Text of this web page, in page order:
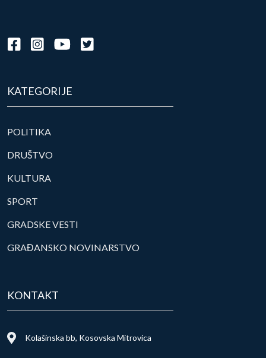
KATEGORIJE
POLITIKA
DRUŠTVO
KULTURA
SPORT
GRADSKE VESTI
GRAĐANSKO NOVINARSTVO
KONTAKT
Kolašinska bb, Kosovska Mitrovica